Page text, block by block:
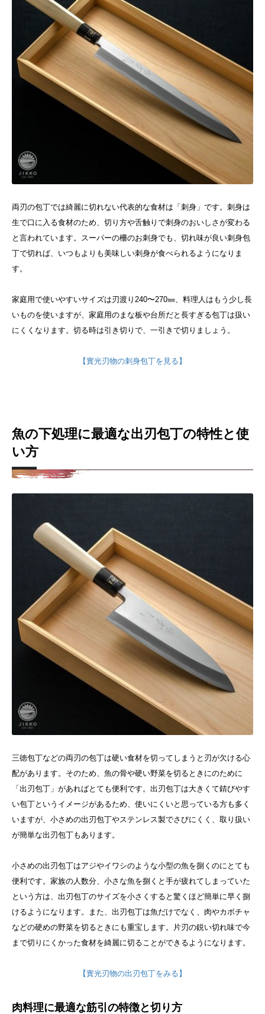
両刃の包丁では綺麗に切れない代表的な食材は「刺身」です。刺身は
生で口に入る食材のため、切り方や舌触りで刺身のおいしさが変わる
と言われています。
スーパーの柵のお刺身でも、切れ味が良い刺身包
丁で切れば、いつもよりも美味しい刺身が食べられるようになりま
す。
家庭用で使いやすいサイズは刃渡り240〜270㎜、料理人はもう少し長
いものを使いますが、家庭用のまな板や台所だと長すぎる包丁は扱い
にくくなります。切る時は引き切りで、一引きで切りましょう。
【實光刃物の刺身包丁を見る】
魚の下処理に最適な出刃包丁の特性と使
い方
三徳包丁などの両刃の包丁は硬い食材を切ってしまうと刃が欠ける心
配があります。そのため、魚の骨や硬い野菜を切るときにのために
「出刃包丁」があればとても便利です。 出刃包丁は大きくて錆びやす
い包丁というイメージがあるため、使いにくいと思っている方も多く
いますが、小さめの出刃包丁やステンレス製でさびにくく、取り扱い
が簡単な出刃包丁もあります。
小さめの出刃包丁はアジやイワシのような小型の魚を捌くのにとても
便利です。家族の人数分、小さな魚を捌くと手が疲れてしまっていた
という方は、出刃包丁のサイズを小さくすると驚くほど簡単に早く捌
けるようになります。
また、出刃包丁は魚だけでなく、肉やカボチャ
などの硬めの野菜を切るときにも重宝します。片刃の鋭い切れ味で今
まで切りにくかった食材を綺麗に切ることができるようになります。
【實光刃物の出刃包丁をみる】
肉料理に最適な筋引の特徴と切り方